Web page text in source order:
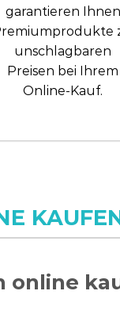
garantieren Ihnen
unschlagbaren
Preisen bei Ihrem
Online-Kauf.
online